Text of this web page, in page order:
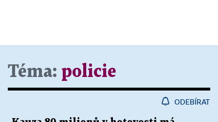
Téma: policie
ODEBÍRAT